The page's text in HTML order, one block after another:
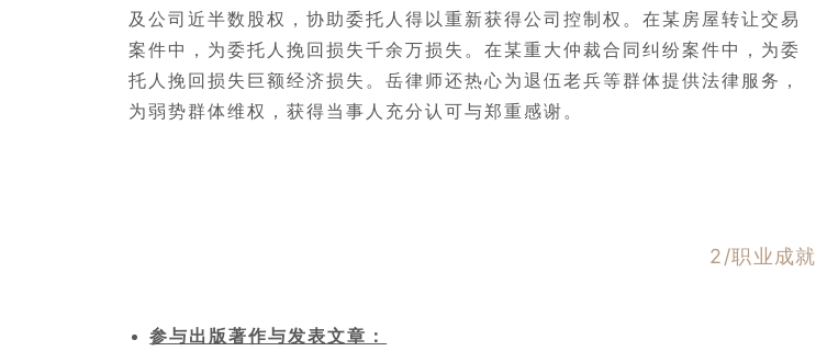
及公司近半数股权，协助委托人得以重新获得公司控制权。在某房屋转让交易
案件中，为委托人挽回损失千余万损失。在某重大仲裁合同纠纷案件中，为委
托人挽回损失巨额经济损失。岳律师还热心为退伍老兵等群体提供法律服务，
为弱势群体维权，获得当事人充分认可与郑重感谢。
2/职业成就
参与出版著作与发表文章：